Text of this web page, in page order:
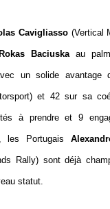
Cavigliasso(Vertical
Rokas Baciuskaau
un solide
et 42 sur sa
à prendre et 9
les Portugais
Rally) sont déjà
statut.